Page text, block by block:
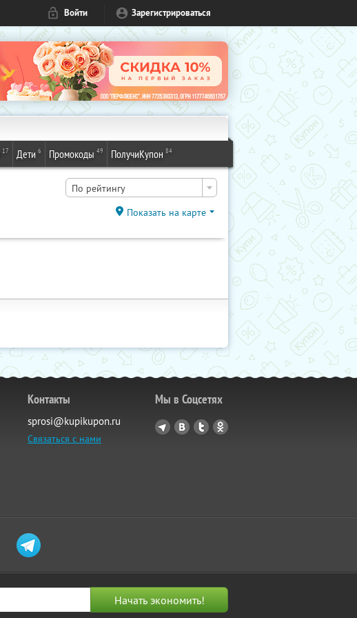
Войти Зарегистрироваться
17 Дети 6 Промокоды 49 ПолучиКупон 84
По рейтингу
Показать на карте
Контакты
sprosi@kupikupon.ru
Связаться с нами
Мы в Соцсетях